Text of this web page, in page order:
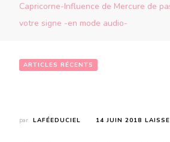
Capricorne-Influence de Mercure de
votre signe -en mode audio-
ARTICLES RÉCENTS
par LAFÉEDUCIEL 14 JUIN 2018